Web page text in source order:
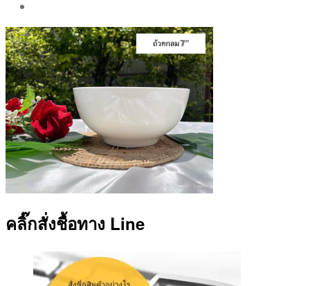
By
Aea
คลิ๊กสั่งชื้อทาง Line